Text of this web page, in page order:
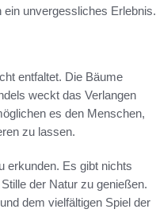
unvergessliches Erlebnis.
entfaltet. Die Bäume
weckt das Verlangen
es den Menschen,
zu lassen.
erkunden. Es gibt nichts
der Natur zu genießen.
dem vielfältigen Spiel der